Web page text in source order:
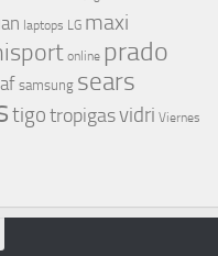
laptops LG maxi
online prado
samsung sears
tigotropigasvidri Viernes